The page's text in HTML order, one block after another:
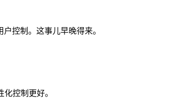
控制。这事儿早晚得来。
控制更好。